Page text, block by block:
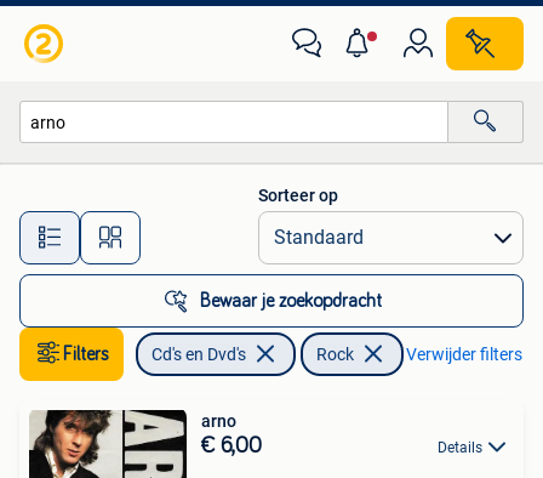
Alle afstanden…
Sorteer op
Bewaar je zoekopdracht
Filters Cd's en Dvd's Rock Verwijder filters
arno
€ 6,00 Details